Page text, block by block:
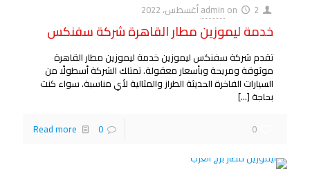
admin on 2 أغسطس، 2022
خدمة ليموزين مطار القاهرة شركة سفنكس
تقدم شركة سفنكس ليموزين خدمة ليموزين مطار القاهرة
موثوقة ومريحة وبأسعار معقولة. تمتلك الشركة أسطولًا من
السيارات الفاخرة الحديثة الطراز والمثالية لأي مناسبة. سواء كنت
بحاجة[…]
0
0
Read more